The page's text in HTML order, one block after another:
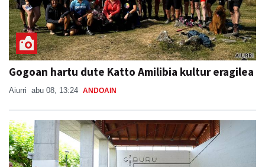
Gogoan hartu dute Katto Amilibia kultur eragilea
Aiurri abu 08, 13:24 ANDOAIN